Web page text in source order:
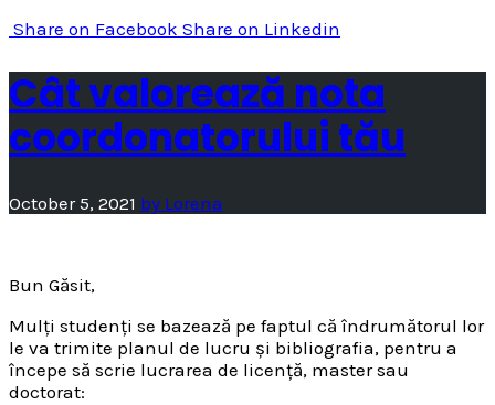
Share on Facebook Share on Linkedin
Cât valorează nota
coordonatorului tău
October 5, 2021 by Lorena
Bun Găsit,
Mulți studenți se bazează pe faptul că îndrumătorul lor
le va trimite planul de lucru și bibliografia, pentru a
începe să scrie lucrarea de licență, master sau
doctorat: